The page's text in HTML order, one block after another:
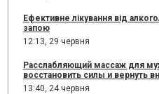
Ефективне лікування від
запою
12:13, 29 червня
Расслабляющий массаж для
восстановить силы и вернуть
13:40, 24 червня